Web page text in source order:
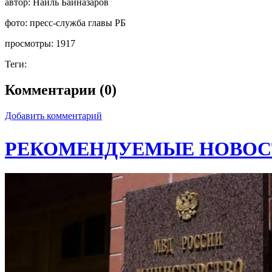
фото: пресс-служба главы РБ
просмотры: 1917
Теги:
Комментарии (0)
Добавить комментарий
РЕКОМЕНДУЕМЫЕ